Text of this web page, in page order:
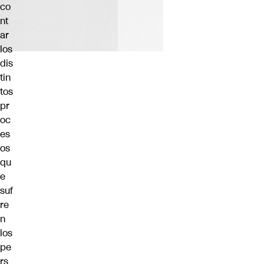
co
nt
ar
los
dis
tin
tos
pr
oc
es
os
qu
e
suf
re
n
los
pe
rs